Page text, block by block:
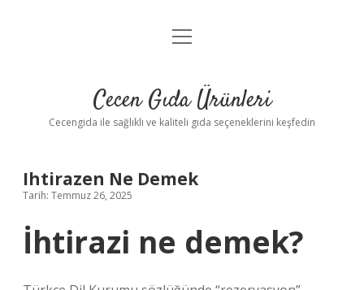
Anasayfa
Yasal Uyarı
menüyü
Cecen Gıda Ürünleri
Cecengida ile sağlıklı ve kaliteli gıda seçeneklerini keşfedin
Ihtirazen Ne Demek
Tarih: Temmuz 26, 2025
İhtirazi ne demek?